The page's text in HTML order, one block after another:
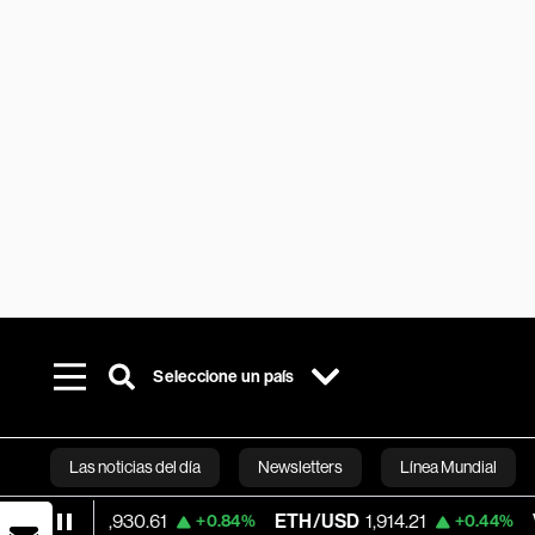
Seleccione un país
Las noticias del día Newsletters Línea Mundial
Bloomberg
64,930.61 +0.84% ETH/USD 1,914.21 +0.44% Visa